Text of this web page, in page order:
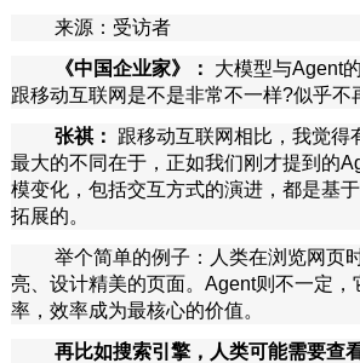
来源：受访者
《中国企业家》：
大模型与Agent
跟移动互联网是不是非常不一样?似乎不
张祺：
跟移动互联网相比，我觉得
最大的不同在于，正如我们刚才提到的
模变化，包括交互方式的演进，都是基
拓展的。
举个简单的例子：人类在浏览网页
亮、设计精美的页面。Agent则不一定，
率，效率成为最核心的价值。
再比如搜索引擎，人类可能需要查